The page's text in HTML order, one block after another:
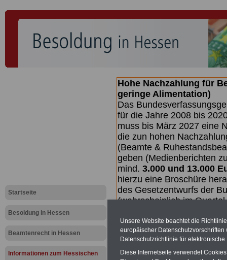
Startseite
Besoldung in Hessen
Beamtenrecht in Hessen
Informationen zum Hessischen
Hohe Nachzahlung für
geringe Alimentation)
Das
für die Jahre 2008 bis
muss bis März 2027 eine
die zun hohen
(Beamte &
geben (Medienberichten
mind. 3.000 und 13.000
hierzu eine Broschüre
des Gesetzentwurfs der
(wahrscheinlich im
Unsere Website beachtet die
europäischer
Datenschutzrichtlinie für
Diese Internetseite verwendet